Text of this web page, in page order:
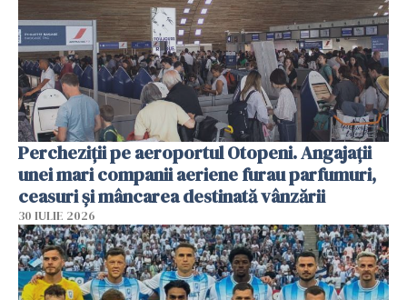
Percheziții pe aeroportul Otopeni. Angajații
unei mari companii aeriene furau parfumuri,
ceasuri și mâncarea destinată vânzării
30 IULIE 2026